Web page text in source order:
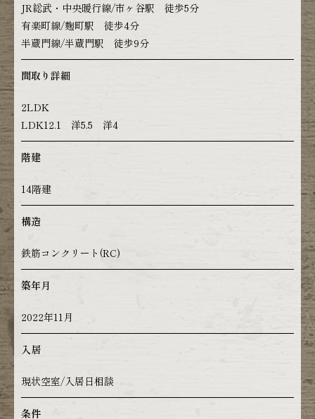
JR総武・中央暖行線/市ヶ谷駅 徒歩5分
有楽町線/麹町駅 徒歩4分
半蔵門線/半蔵門駅 徒歩9分
間取り詳細
2LDK
LDK12.1 洋5.5 洋4
階建
14階建
構造
鉄筋コンクリート(RC)
築年月
2022年11月
入居
現状空室/入居日相談
条件